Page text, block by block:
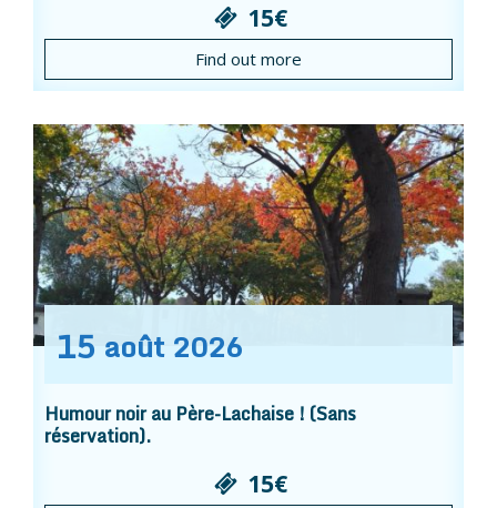
15€
Find out more
15 août 2026
Humour noir au Père-Lachaise ! (Sans
réservation).
15€